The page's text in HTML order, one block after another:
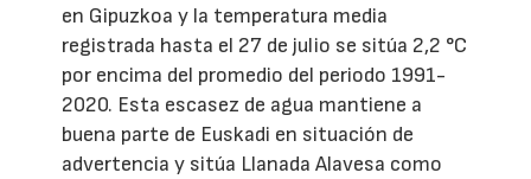
en Gipuzkoa y la temperatura media
registrada hasta el 27 de julio se sitúa 2,2 °C
por encima del promedio del periodo 1991-
2020. Esta escasez de agua mantiene a
buena parte de Euskadi en situación de
advertencia y sitúa Llanada Alavesa como